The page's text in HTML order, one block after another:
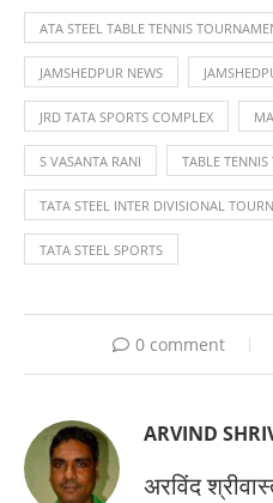
ATA STEEL TABLE TENNIS
JAMSHEDPUR NEWS
JRD TATA SPORTS COMPLEX
S VASANTA RANI TABLE
TATA STEEL INTER DIVISIONAL
TATA STEEL SPORTS
0 comment
ARVIND
अरविंद